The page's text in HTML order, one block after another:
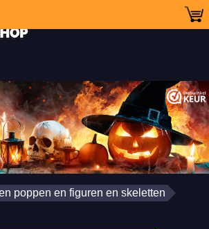
poppen en figuren en skeletten